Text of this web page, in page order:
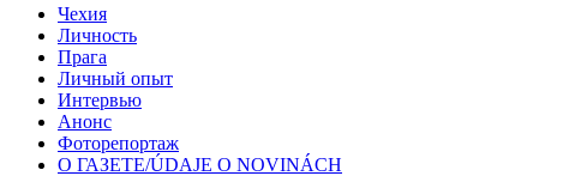
Чехия
Личность
Прага
Личный опыт
Интервью
Анонс
Фоторепортаж
О ГАЗЕТЕ/ÚDAJE O NOVINÁCH